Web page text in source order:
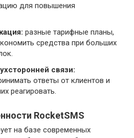
для повышения
разные тарифные планы,
средства при больших
связи:
ответы от клиентов и
реагировать.
RocketSMS
на базе современных